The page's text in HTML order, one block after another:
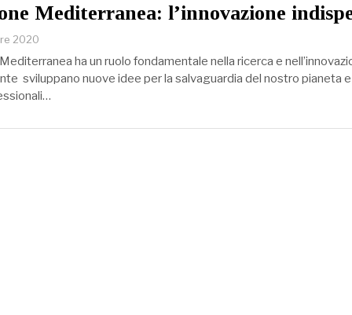
Mediterranea: l’innovazione
2020
ha un ruolo fondamentale nella ricerca e
sviluppano nuove idee per la salvaguardia del nostro pianeta